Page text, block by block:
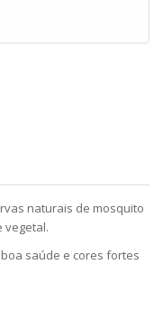
naturais de mosquito
vegetal.
saúde e cores fortes